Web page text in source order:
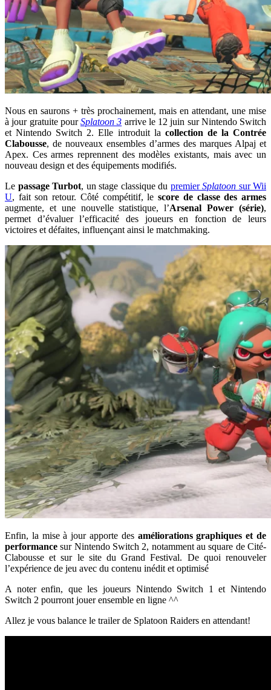
Nous en saurons + très prochainement, mais en attendant, une mise
à jour gratuite pourSplatoon 3 arrive le 12 juin sur Nintendo Switch
et Nintendo Switch 2. Elle introduit la collection de la Contrée
Clabousse, de nouveaux ensembles d’armes des marques Alpaj et
Apex. Ces armes reprennent des modèles existants, mais avec un
nouveau design et des équipements modifiés.
Le passage Turbot, un stage classique du premierSplatoon sur Wii
U, fait son retour. Côté compétitif, lescore de classe des armes
augmente, et une nouvelle statistique, l’Arsenal Power (série),
permet d’évaluer l’efficacité des joueurs en fonction de leurs
victoires et défaites, influençant ainsi le matchmaking.
Enfin, la mise à jour apporte des améliorations graphiques et de
performance sur Nintendo Switch 2, notamment au square de Cité-
Clabousse et sur le site du Grand Festival. De quoi renouveler
l’expérience de jeu avec du contenu inédit et optimisé
A noter enfin, que les joueurs Nintendo Switch 1 et Nintendo
Switch 2 pourront jouer ensemble en ligne ^^
Allez je vous balance le trailer de Splatoon Raiders en attendant!